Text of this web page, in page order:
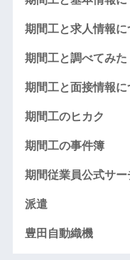
期間工と求人情報に
期間工と調べてみた
期間工と面接情報に
期間工のヒカク
期間工の事件簿
期間従業員公式サー
派遣
豊田自動織機